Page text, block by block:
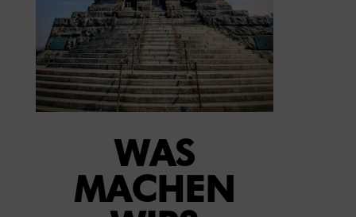
WAS
MACHEN